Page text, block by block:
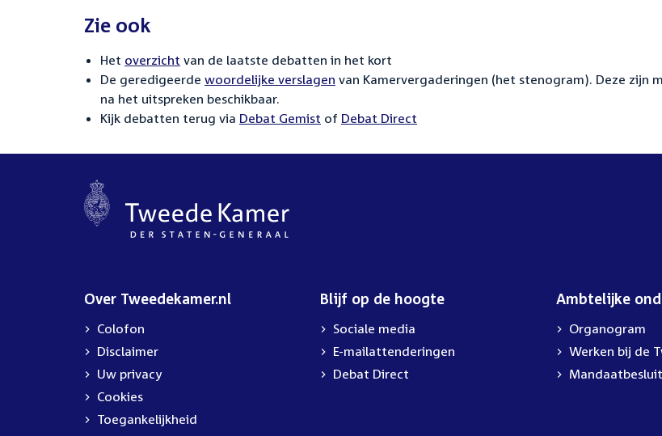
Zie ook
Het overzicht van de laatste debatten in het kort
De geredigeerde woordelijke verslagen van Kamervergaderingen (het stenogram). Deze zijn
na het uitspreken beschikbaar.
Kijk debatten terug via Debat Gemist of Debat Direct
Over Tweedekamer.nl
Colofon
Disclaimer
Uw privacy
Cookies
Toegankelijkheid
Blijf op de hoogte
Sociale media
E-mailattenderingen
Debat Direct
Ambtelijke
Organogram
Werken bij de
Mandaatbesluit